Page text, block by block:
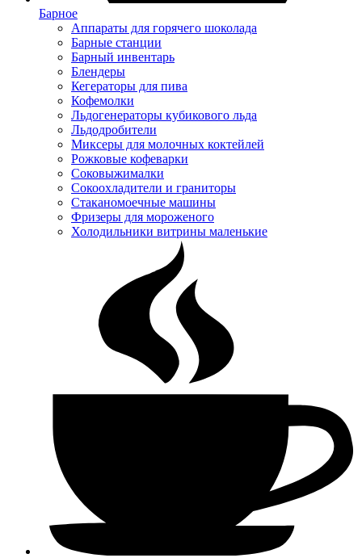
Барное
Аппараты для горячего шоколада
Барные станции
Барный инвентарь
Блендеры
Кегераторы для пива
Кофемолки
Льдогенераторы кубикового льда
Льдодробители
Миксеры для молочных коктейлей
Рожковые кофеварки
Соковыжималки
Сокоохладители и граниторы
Стаканомоечные машины
Фризеры для мороженого
Холодильники витрины маленькие